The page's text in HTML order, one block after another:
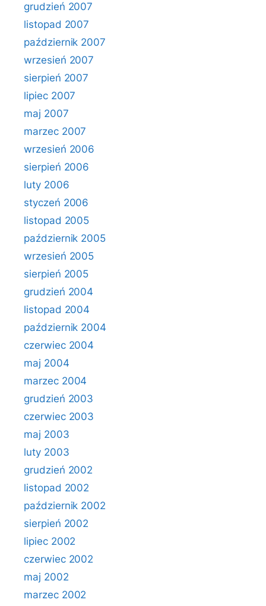
grudzień 2007
listopad 2007
październik 2007
wrzesień 2007
sierpień 2007
lipiec 2007
maj 2007
marzec 2007
wrzesień 2006
sierpień 2006
luty 2006
styczeń 2006
listopad 2005
październik 2005
wrzesień 2005
sierpień 2005
grudzień 2004
listopad 2004
październik 2004
czerwiec 2004
maj 2004
marzec 2004
grudzień 2003
czerwiec 2003
maj 2003
luty 2003
grudzień 2002
listopad 2002
październik 2002
sierpień 2002
lipiec 2002
czerwiec 2002
maj 2002
marzec 2002